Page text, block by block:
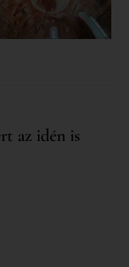
az idén is